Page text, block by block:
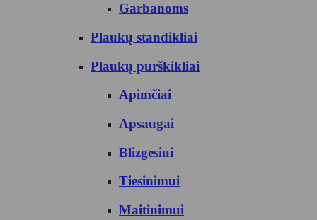
Garbanoms
Plaukų standikliai
Plaukų purškikliai
Apimčiai
Apsaugai
Blizgesiui
Tiesinimui
Maitinimui